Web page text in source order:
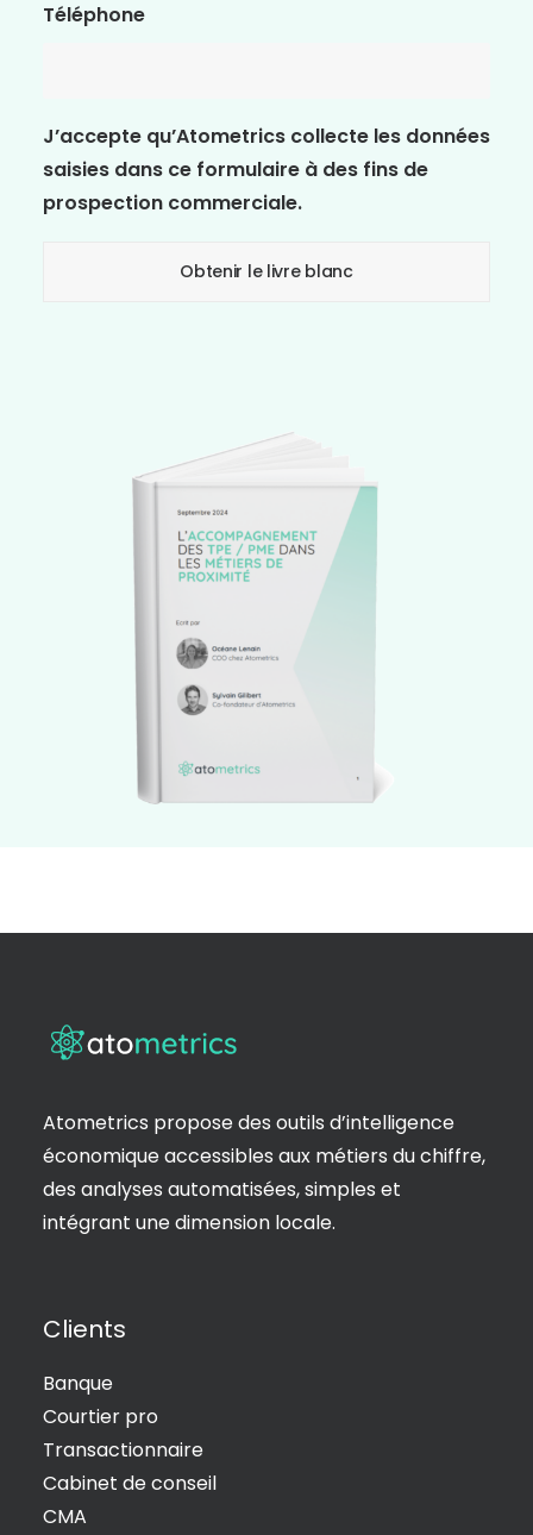
Téléphone
J’accepte qu’Atometrics collecte les données
saisies dans ce formulaire à des fins de
prospection commerciale.
Atometrics propose des outils d’intelligence
économique accessibles aux métiers du chiffre,
des analyses automatisées, simples et
intégrant une dimension locale.
Clients
Banque
Courtier pro
Transactionnaire
Cabinet de conseil
CMA